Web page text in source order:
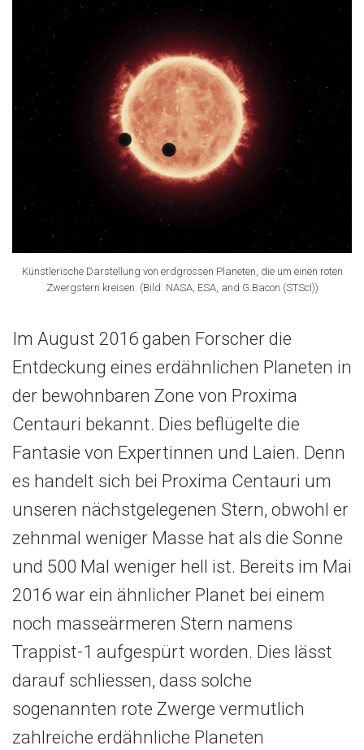
Künstlerische Darstellung von erdgrossen Planeten, die um einen roten
Zwergstern kreisen. (Bild: NASA, ESA, and G.Bacon (STScI))
Im August 2016 gaben Forscher die
Entdeckung eines erdähnlichen Planeten in
der bewohnbaren Zone von Proxima
Centauri bekannt. Dies beflügelte die
Fantasie von Expertinnen und Laien. Denn
es handelt sich bei Proxima Centauri um
unseren nächstgelegenen Stern, obwohl er
zehnmal weniger Masse hat als die Sonne
und 500 Mal weniger hell ist. Bereits im Mai
2016 war ein ähnlicher Planet bei einem
noch masseärmeren Stern namens
Trappist-1 aufgespürt worden. Dies lässt
darauf schliessen, dass solche
sogenannten rote Zwerge vermutlich
zahlreiche erdähnliche Planeten